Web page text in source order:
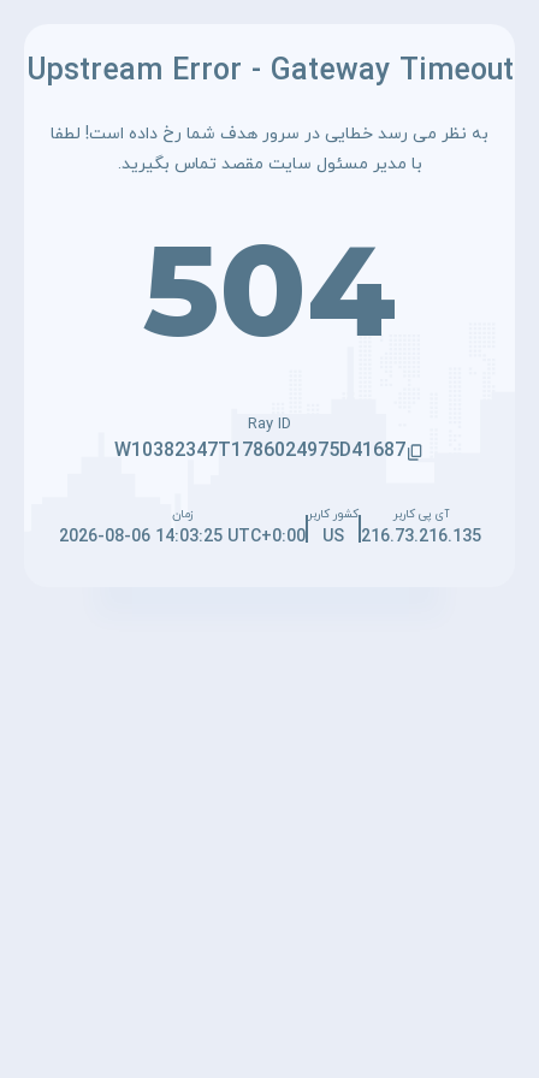
Upstream Error - Gateway Timeout
به نظر می رسد خطایی در سرور هدف شما رخ داده است! لطفا
با مدیر مسئول سایت مقصد تماس بگیرید.
504
Ray ID
W10382347T1786024975D41687
آی پی کاربر
216.73.216.135
کشور کاربر
US
زمان
2026-08-06 14:03:25 UTC+0:00